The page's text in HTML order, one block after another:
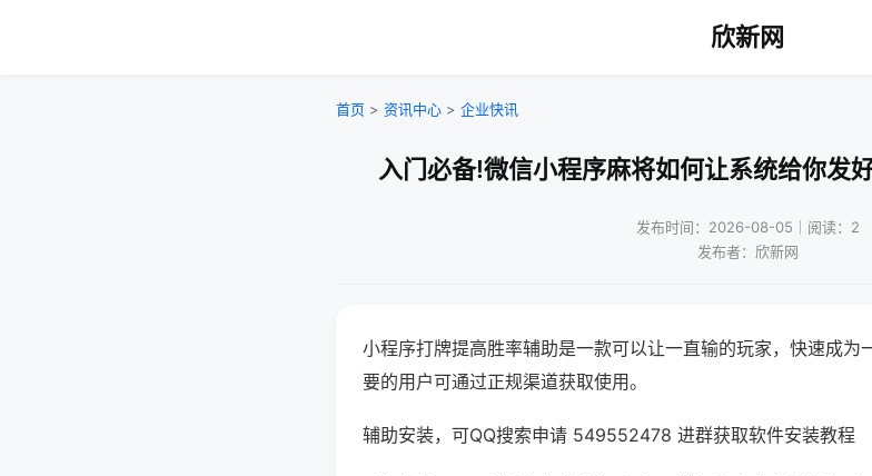
欣新网
首页 > 资讯中心 > 企业快讯
入门必备!微信小程序麻将如何让系统给你发
发布时间：2026-08-05｜阅读：2
发布者：欣新网
小程序打牌提高胜率辅助是一款可以让一直输的玩家，快速成为
要的用户可通过正规渠道获取使用。
辅助安装，可QQ搜索申请 549552478 进群获取软件安装教程